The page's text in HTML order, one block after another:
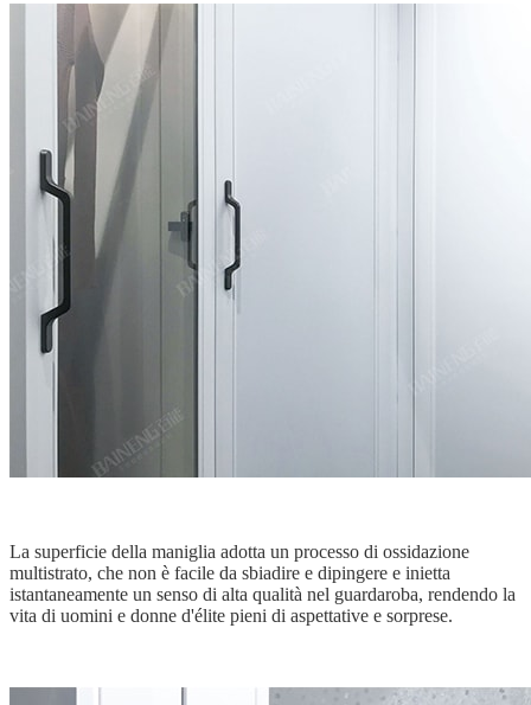
La superficie della maniglia adotta un processo di ossidazione
multistrato, che non è facile da sbiadire e dipingere e inietta
istantaneamente un senso di alta qualità nel guardaroba, rendendo la
vita di uomini e donne d'élite pieni di aspettative e sorprese.